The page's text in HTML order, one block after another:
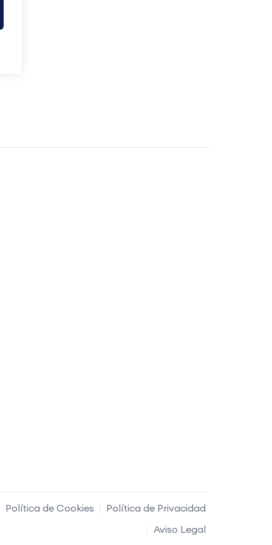
Política de Cookies
Política de Privacidad
Aviso Legal